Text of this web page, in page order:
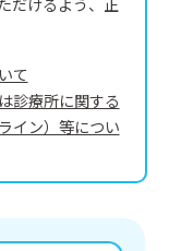
て
診療所に関する
イン）等につい